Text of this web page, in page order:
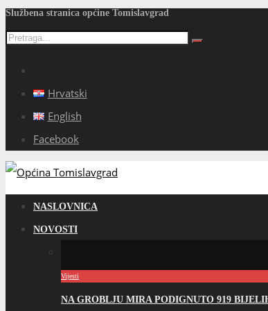
Službena stranica općine Tomislavgrad
Hrvatski
English
Facebook
NASLOVNICA
NOVOSTI
Vijesti
NA GROBLJU MIRA PODIGNUTO 919